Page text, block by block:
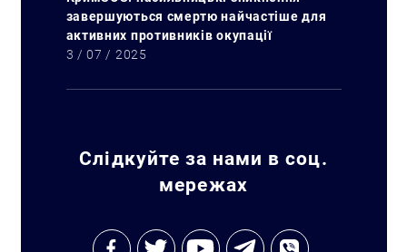
завершуються смертю найчастіше для
активних противників окупації
3 / 07 / 2025
Слідкуйте за нами в соц.
мережах